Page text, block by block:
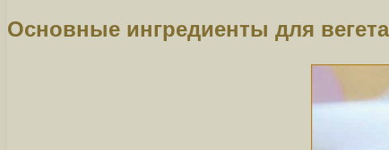
Основные ингредиенты для